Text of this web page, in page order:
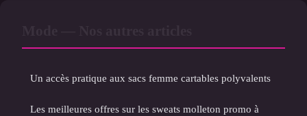
Un accès pratique aux sacs femme cartables polyvalents
Les meilleures offres sur les sweats molleton promo à